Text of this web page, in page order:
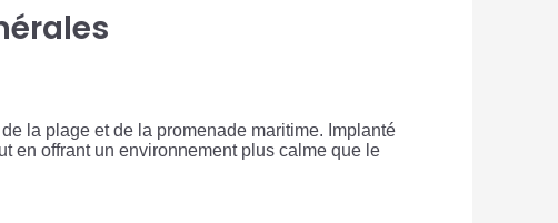
la plage et de la promenade maritime. Implanté
en offrant un environnement plus calme que le